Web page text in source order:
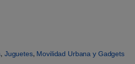
, Juguetes, Movilidad Urbana y Gadgets